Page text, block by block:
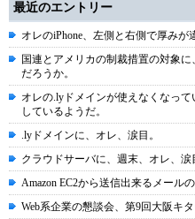
最近のエントリー
オレのiPhone、左側と右側で厚みが
国連とアメリカの制裁措置の対象
だろうか。
オレの.lyドメインが使えなくなっ
しているようだ。
.lyドメインに、オレ、涙目。
クラウドサーバに、週末、オレ、涙
Amazon EC2から送信出来るメール
Web系企業の懇談会、第9回大阪キ